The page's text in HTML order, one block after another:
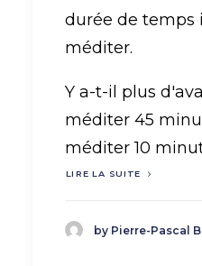
durée de temps
méditer.
Y a-t-il plus
méditer 45
méditer 10
LIRE LA SUITE
by Pierre-Pascal